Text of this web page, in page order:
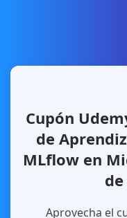
Cupón
de
MLflow en
Aprovecha el